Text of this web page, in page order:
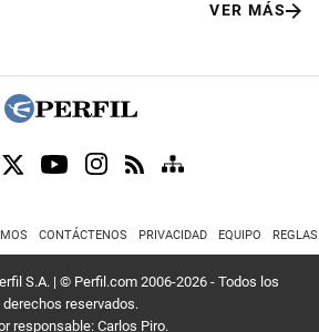
VER MÁS
CONTÁCTENOS PRIVACIDAD EQUIPO
S.A. | © Perfil.com 2006-2026 - Todos los
derechos reservados.
responsable: Carlos Piro.